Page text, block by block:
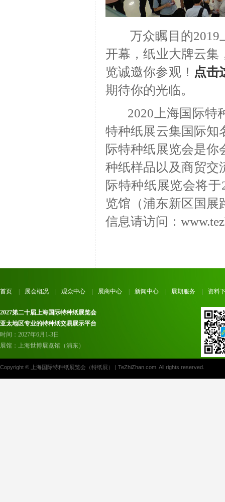
万众瞩目的2019
开幕，纸业大牌云集
览诚邀你参观！ 点击
期待你的光临。
2020上海国际特
特种纸展云集国际知
际特种纸展览会是
种纸样品以及商贸交
际特种纸展览会将
览馆（浦东新区国展
信息请访问：
首页 展会概况 观众中心 展商中心 新闻中心 展期服务 资料
2027第二十届上海国际特种纸展览会
亚太地区专业的特种纸交易展示平台
时间：2027年6月1-3日
展馆：上海世博展览馆（浦东）
Copyright © 上海国际特种纸展览会（特纸展） | TeZhiZhan.com. All rights reserved.